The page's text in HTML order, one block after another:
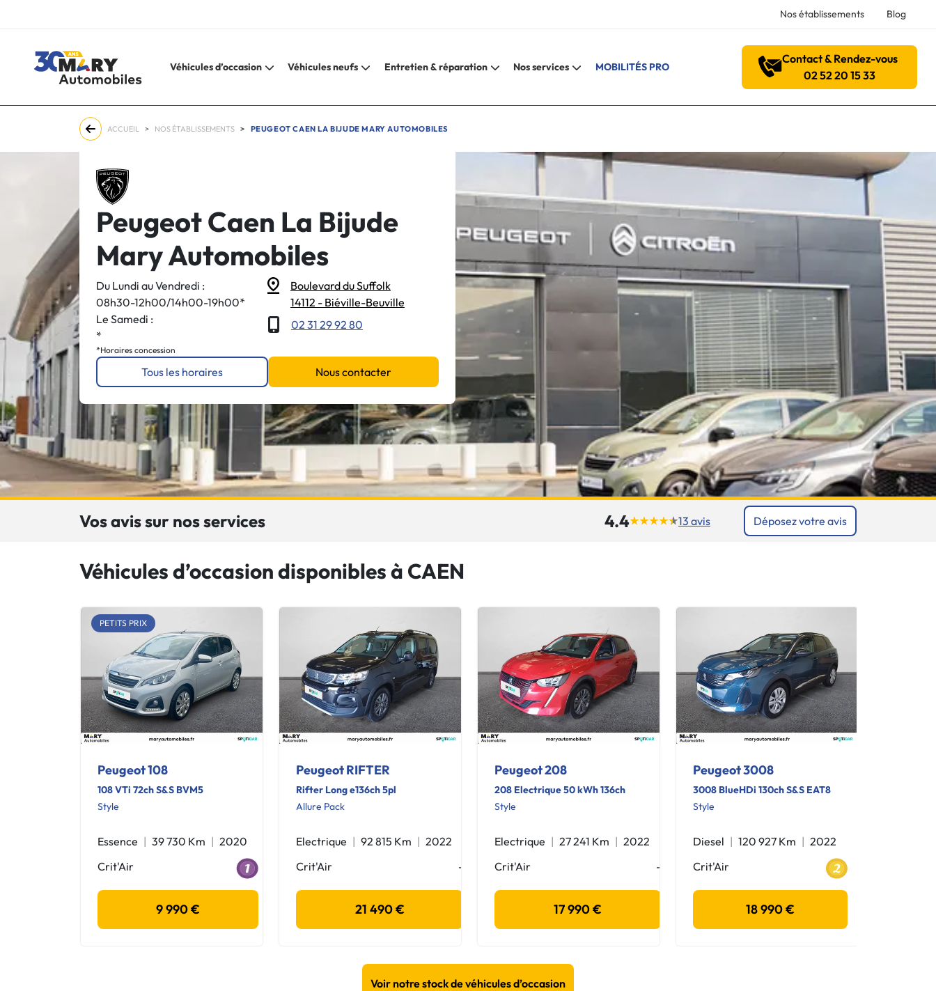
Nos établissements Blog
Véhicules d’occasion Véhicules neufs Entretien & réparation Nos services MOBILITÉS PRO
Contact & Rendez-vous
02 52 20 15 33
ACCUEIL NOS ÉTABLISSEMENTS PEUGEOT CAEN LA BIJUDE MARY AUTOMOBILES
Peugeot Caen La Bijude
Mary Automobiles
Du Lundi au Vendredi :
08h30-12h00/14h00-19h00*
Le Samedi :
*
*Horaires concession
Boulevard du Suffolk
14112 - Biéville-Beuville
02 31 29 92 80
Tous les horaires Nous contacter
Vos avis sur nos services 4.4 13 avis Déposez votre avis
Véhicules d’occasion disponibles à CAEN
PETITS PRIX
Peugeot 108
108 VTi 72ch S&S BVM5
Style
Essence 39 730 Km
2020
Crit'Air
9 990 €
Peugeot RIFTER
Rifter Long e136ch 5pl
Allure Pack
Electrique 92 815 Km
2022
Crit'Air
-
21 490 €
Peugeot 208
208 Electrique 50 kWh 136ch
Style
Electrique 27 241 Km
2022
Crit'Air
-
17 990 €
Peugeot 3008
3008 BlueHDi 130ch S&S EAT8
Style
Diesel 120 927 Km
2022
Crit'Air
18 990 €
Voir notre stock de véhicules d’occasion